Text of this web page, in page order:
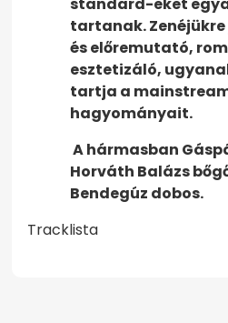
tartanak.
és előremutató,
esztetizáló,
tartja a
hagyományait.
A hármasban
Horváth Balázs
Bendegúz dobos.
Tracklista